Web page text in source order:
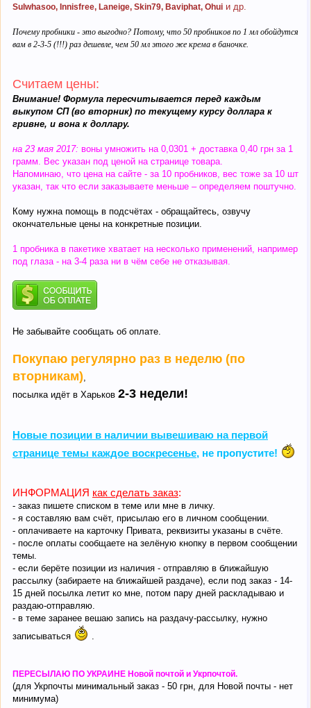
Sulwhasoo, Innisfree, Laneige, Skin79, Baviphat, Ohui и др.
Почему пробники - это выгодно? Потому, что 50 пробников по 1 мл обойдутся
вам в 2-3-5 (!!!) раз дешевле, чем 50 мл этого же крема в баночке.
Cчитаем цены:
Внимание! Формула пересчитывается перед каждым
выкупом СП (во вторник) по текущему курсу доллара к
гривне, и вона к доллару.
на 23 мая 2017: воны умножить на 0,0301 + доставка 0,40 грн за 1
грамм. Вес указан под ценой на странице товара.
Напоминаю, что цена на сайте - за 10 пробников, вес тоже за 10 шт
указан, так что если заказываете меньше – определяем поштучно.
Кому нужна помощь в подсчётах - обращайтесь, озвучу
окончательные цены на конкретные позиции.
1 пробника в пакетике хватает на несколько применений, например
под глаза - на 3-4 раза ни в чём себе не отказывая.
Не забывайте сообщать об оплате.
Покупаю регулярно раз в неделю (по
вторникам)
посылка идёт в Харьков 2-3 недели!
Новые позиции в наличии вывешиваю на первой
странице темы каждое воскресенье, не пропустите!
ИНФОРМАЦИЯ как сделать заказ:
- заказ пишете списком в теме или мне в личку.
- я составляю вам счёт, присылаю его в личном сообщении.
- оплачиваете на карточку Привата, реквизиты указаны в счёте.
- после оплаты сообщаете на зелёную кнопку в первом сообщении
темы.
- если берёте позиции из наличия - отправляю в ближайшую
рассылку (забираете на ближайшей раздаче), если под заказ - 14-
15 дней посылка летит ко мне, потом пару дней раскладываю и
раздаю-отправляю.
- в теме заранее вешаю запись на раздачу-рассылку, нужно
записываться
ПЕРЕСЫЛАЮ ПО УКРАИНЕ Новой почтой и Укрпочтой.
(для Укрпочты минимальный заказ - 50 грн, для Новой почты - нет
минимума)